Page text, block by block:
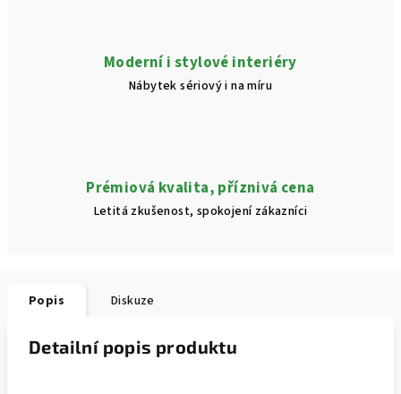
Moderní i stylové interiéry
Nábytek sériový i na míru
Prémiová kvalita, příznivá cena
Letitá zkušenost, spokojení zákazníci
Popis Diskuze
Detailní popis produktu